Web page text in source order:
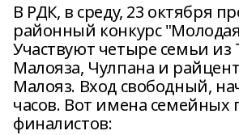
В РДК, в среду, 23 октября
районный конкурс
Участвуют четыре семьи из
Малояза, Чулпана и
Малояз. Вход свободный,
часов. Вот имена семейных
финалистов: